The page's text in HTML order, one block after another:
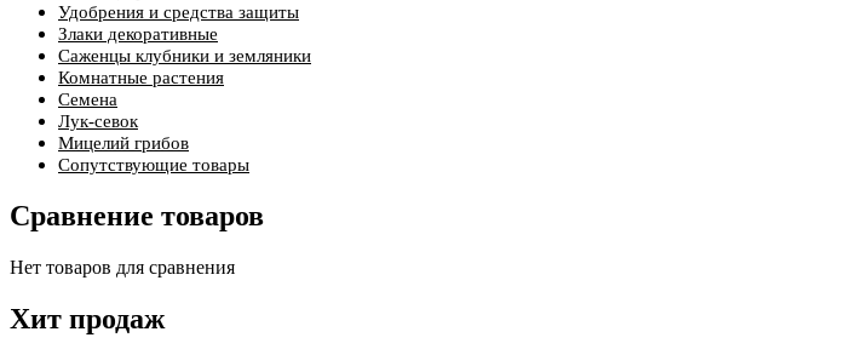
Удобрения и средства защиты
Злаки декоративные
Саженцы клубники и земляники
Комнатные растения
Семена
Лук-севок
Мицелий грибов
Сопутствующие товары
Сравнение товаров
Нет товаров для сравнения
Хит продаж